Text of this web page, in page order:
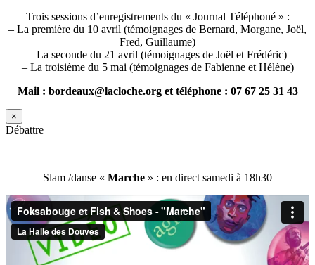
Trois sessions d’enregistrements du « Journal Téléphoné » :
– La première du 10 avril (témoignages de Bernard, Morgane, Joël,
Fred, Guillaume)
– La seconde du 21 avril (témoignages de Joël et Frédéric)
– La troisième du 5 mai (témoignages de Fabienne et Hélène)
Mail : bordeaux@lacloche.org et téléphone : 07 67 25 31 43
×
Débattre
Slam /danse « Marche » : en direct samedi à 18h30